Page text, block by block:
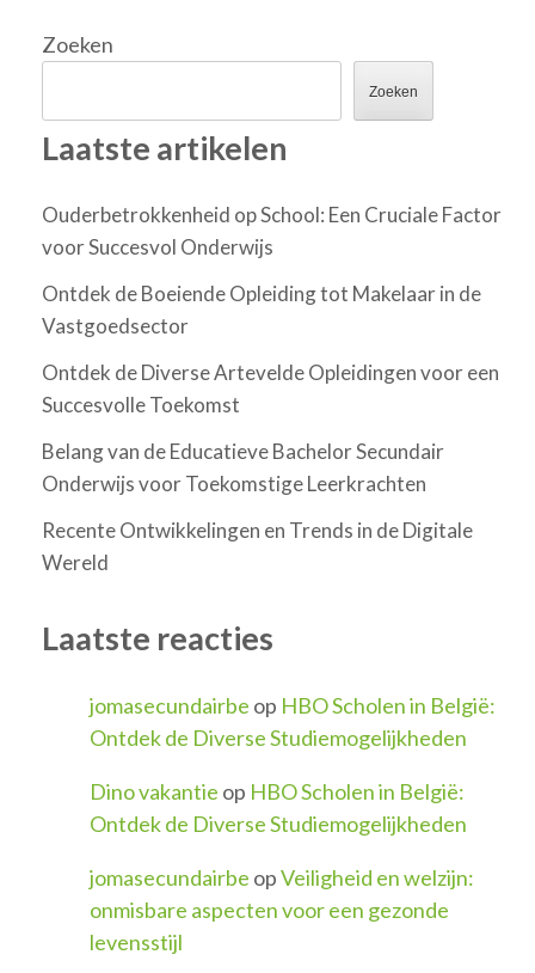
Zoeken
Zoeken
Laatste artikelen
Ouderbetrokkenheid op School: Een Cruciale Factor
voor Succesvol Onderwijs
Ontdek de Boeiende Opleiding tot Makelaar in de
Vastgoedsector
Ontdek de Diverse Artevelde Opleidingen voor een
Succesvolle Toekomst
Belang van de Educatieve Bachelor Secundair
Onderwijs voor Toekomstige Leerkrachten
Recente Ontwikkelingen en Trends in de Digitale
Wereld
Laatste reacties
jomasecundairbe op HBO Scholen in België:
Ontdek de Diverse Studiemogelijkheden
Dino vakantie op HBO Scholen in België:
Ontdek de Diverse Studiemogelijkheden
jomasecundairbe opVeiligheid en welzijn:
onmisbare aspecten voor een gezonde
levensstijl